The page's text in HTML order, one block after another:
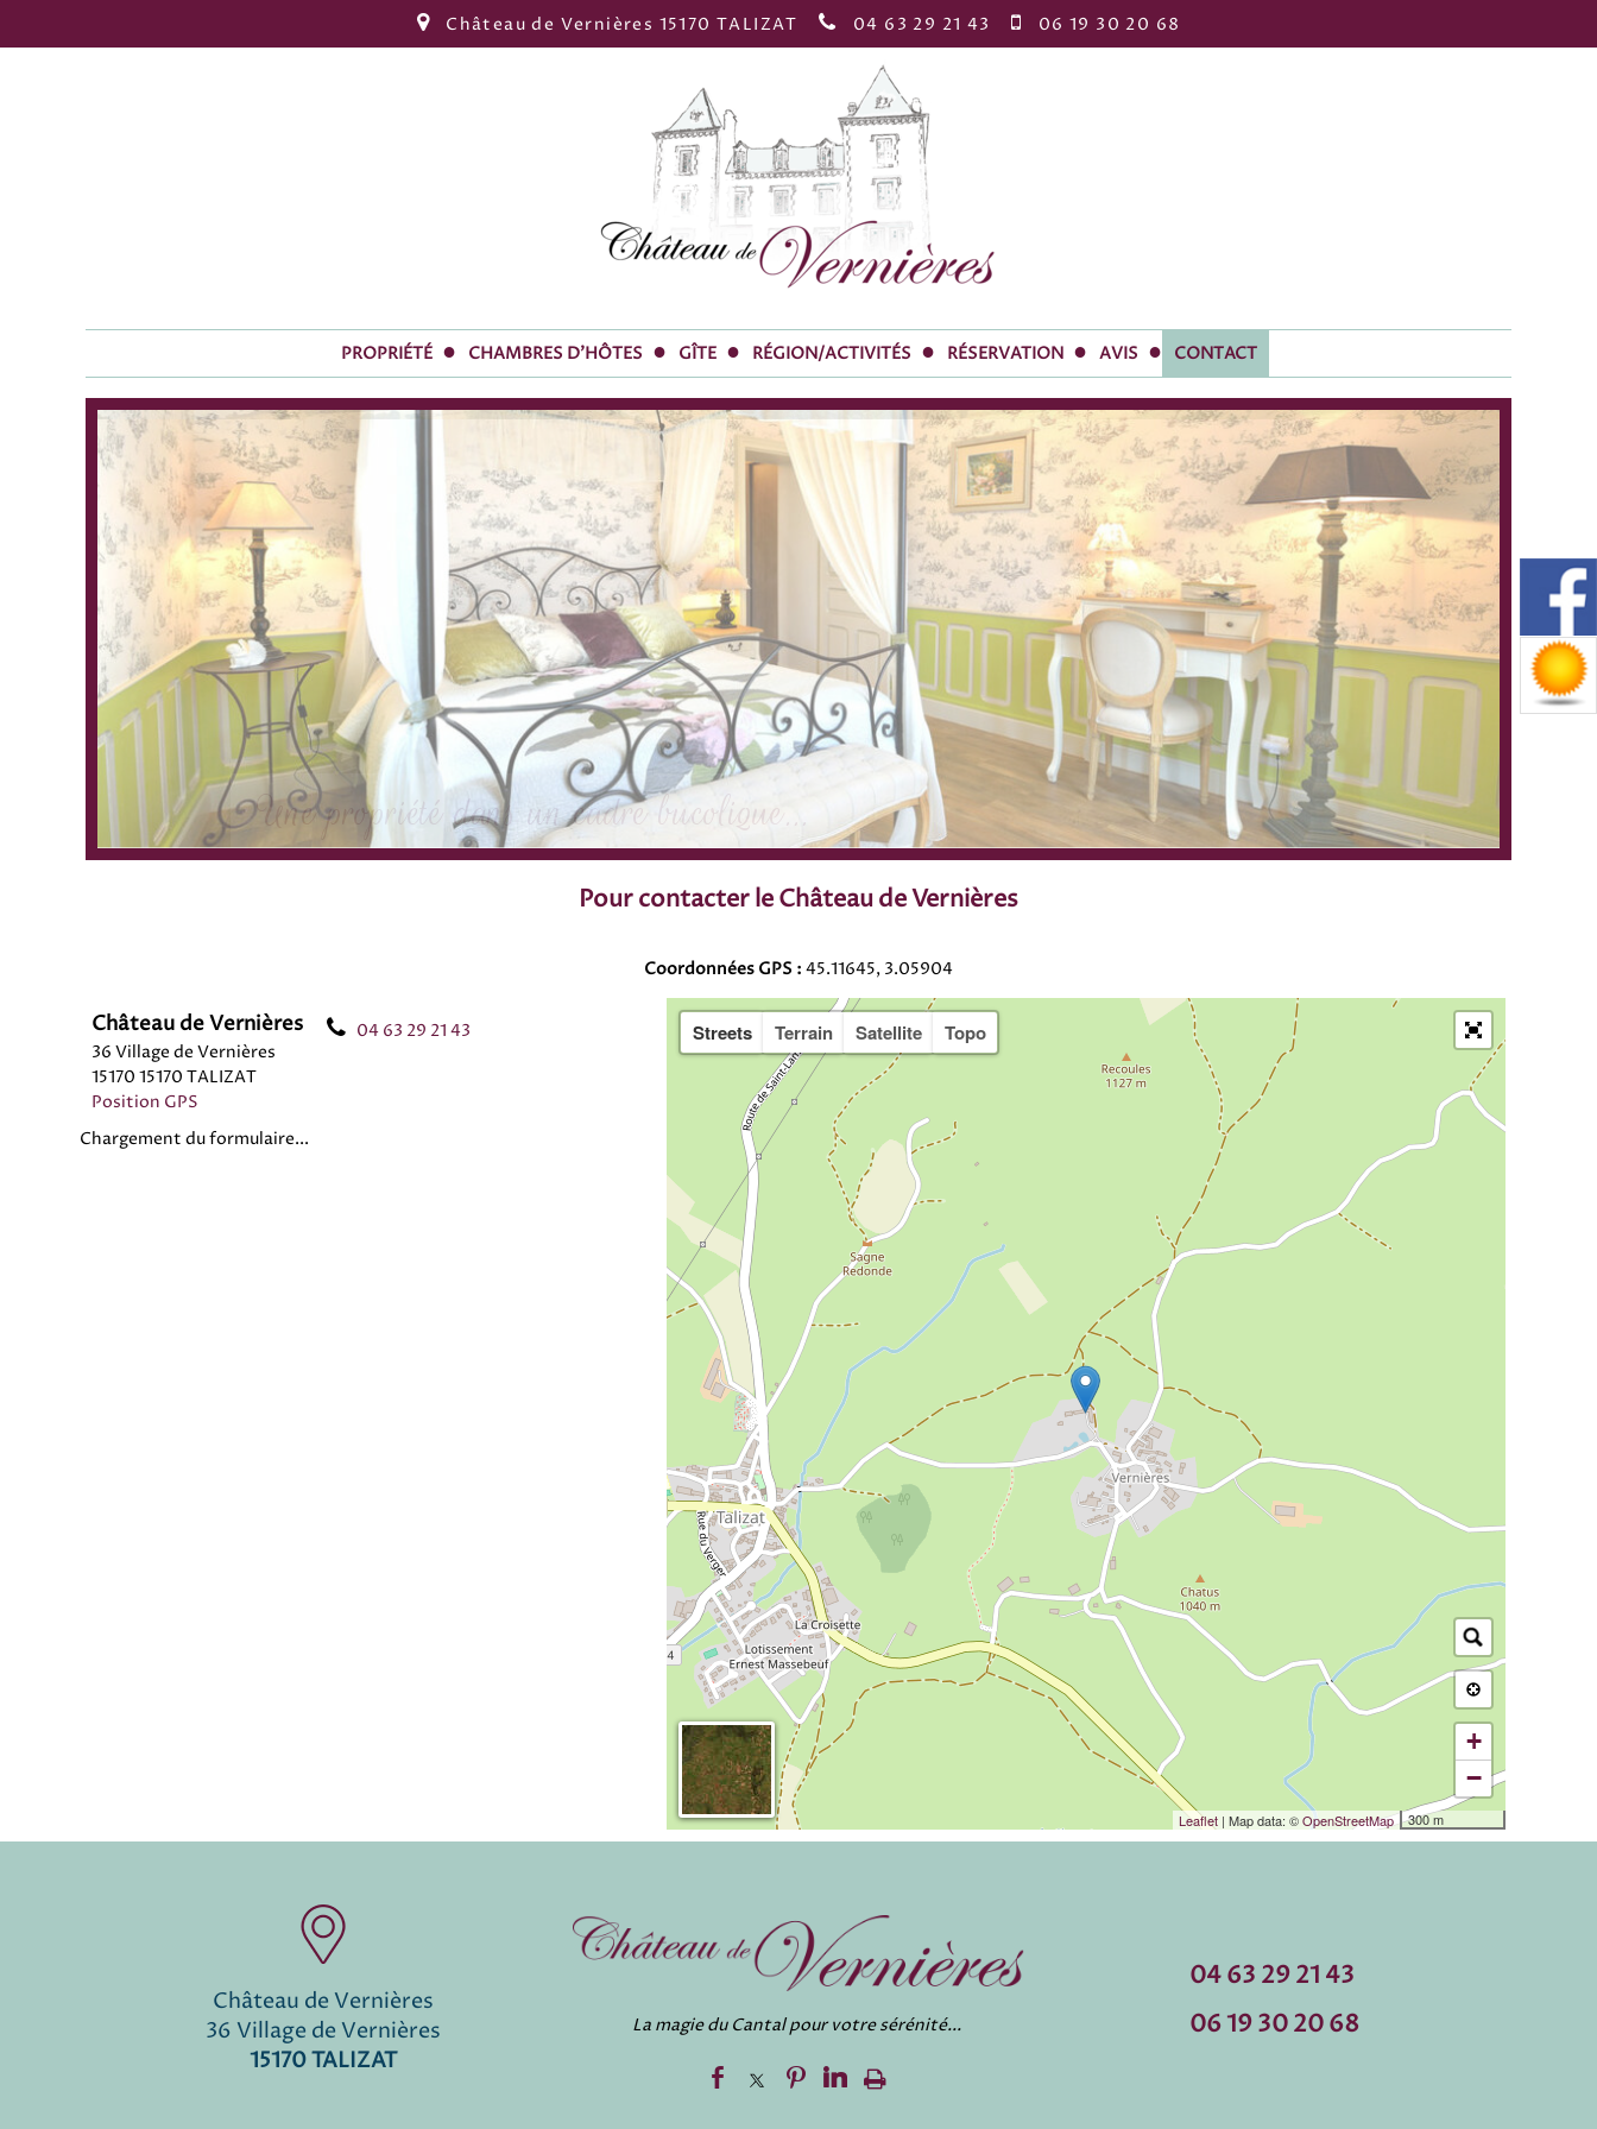
Château de Vernières 15170 TALIZAT 04 63 29 21 43 06 19 30 20 68
PROPRIÉTÉ CHAMBRES D'HÔTES GÎTE RÉGION/ACTIVITÉS RÉSERVATION AVIS CONTACT
Pour contacter le Château de Vernières
Coordonnées GPS : 45.11645, 3.05904
Château de Vernières
36 Village de Vernières
15170 15170 TALIZAT
Position GPS
04 63 29 21 43
Chargement du formulaire...
Streets Terrain Satellite Topo
+
−
300 m
Leaflet| Map data: ©OpenStreetMap
Château de Vernières
36 Village de Vernières
15170 TALIZAT
La magie du Cantal pour votre sérénité...
04 63 29 21 43
06 19 30 20 68